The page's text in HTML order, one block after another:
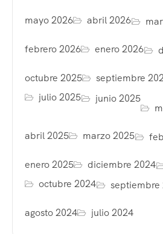
mayo 2026 abril 2026
febrero 2026 enero 2026
octubre 2025 septiembre
julio 2025
junio 2025
abril 2025 marzo 2025
enero 2025 diciembre 2024
octubre 2024
septiembre
agosto 2024 julio 2024